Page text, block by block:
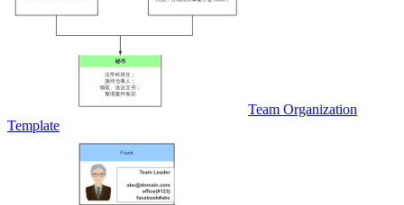
Team Organization
Template